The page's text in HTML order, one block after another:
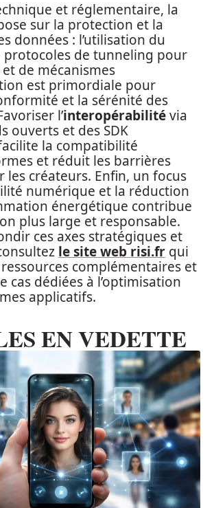
et réglementaire, la
sur la protection et la
données : l’utilisation du
protocoles de tunneling pour
de mécanismes
est primordiale pour
et la sérénité des
l’interopérabilitévia
ouverts et des SDK
la compatibilité
et réduit les barrières
les créateurs. Enfin, un focus
numérique et la réduction
énergétique contribue
plus large et responsable.
ces axes stratégiques et
le site web risi.fr qui
complémentaires et
cas dédiées à l’optimisation
applicatifs.
EN VEDETTE